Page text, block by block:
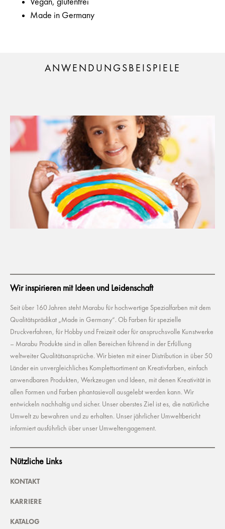
Vegan, glutenfrei
Made in Germany
ANWENDUNGSBEISPIELE
Wir inspirieren mit Ideen und Leidenschaft
Seit über 160 Jahren steht Marabu für hochwertige Spezialfarben mit dem
Qualitätsprädikat „Made in Germany“. Ob Farben für spezielle
Druckverfahren, für Hobby und Freizeit oder für anspruchsvolle Kunstwerke
– Marabu Produkte sind in allen Bereichen führend in der Erfüllung
weltweiter Qualitätsansprüche. Wir bieten mit einer Distribution in über 50
Länder ein unvergleichliches Komplettsortiment an Kreativfarben, einfach
anwendbaren Produkten, Werkzeugen und Ideen, mit denen Kreativität in
allen Formen und Farben phantasievoll ausgelebt werden kann. Wir
entwickeln nachhaltig und sicher. Unser oberstes Ziel ist es, die natürliche
Umwelt zu bewahren und zu erhalten. Unser jährlicher Umweltbericht
informiert ausführlich über unser Umweltengagement.
Nützliche Links
KONTAKT
KARRIERE
KATALOG